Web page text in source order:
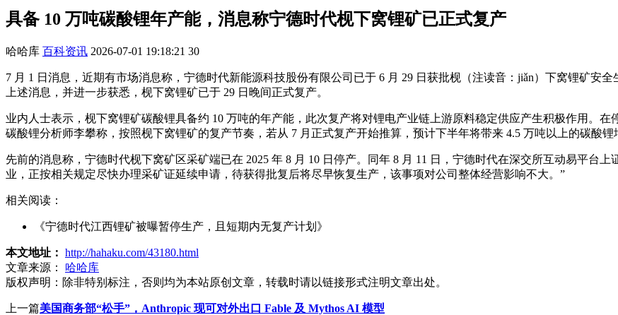
具备 10 万吨碳酸锂年产能，消息称宁德时代枧下窝锂矿已正式复产
哈哈库 百科资讯 2026-07-01 19:18:21 30
7 月 1 日消息，近期有市场消息称，宁德时代新能源科技股份有限公司已于 6 月 29 日获批枧（注读音：jiǎn）下窝锂矿安
上述消息，并进一步获悉，枧下窝锂矿已于 29 日晚间正式复产。
业内人士表示，枧下窝锂矿碳酸锂具备约 10 万吨的年产能，此次复产将对锂电产业链上游原料稳定供应产生积极作用。
碳酸锂分析师李攀称，按照枧下窝锂矿的复产节奏，若从 7 月正式复产开始推算，预计下半年将带来 4.5 万吨以上的碳酸锂
先前的消息称，宁德时代枧下窝矿区采矿端已在 2025 年 8 月 10 日停产。同年 8 月 11 日，宁德时代在深交所互动易平台
业，正按相关规定尽快办理采矿证延续申请，待获得批复后将尽早恢复生产，该事项对公司整体经营影响不大。”
相关阅读：
《宁德时代江西锂矿被曝暂停生产，且短期内无复产计划》
本文地址： http://hahaku.com/43180.html
文章来源：
哈哈库
版权声明： 除非特别标注，否则均为本站原创文章，转载时请以链接形式注明文章出处。
上一篇美国商务部“松手”，Anthropic 现可对外出口 Fable 及 Mythos AI 模型